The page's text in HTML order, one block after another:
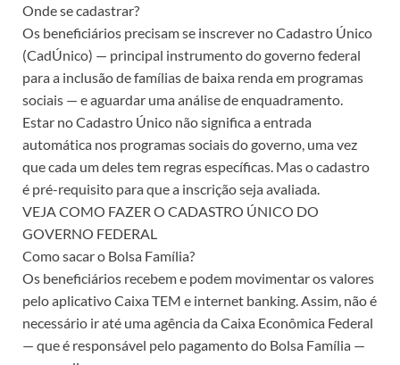
Onde se cadastrar?
Os beneficiários precisam se inscrever no Cadastro Único
(CadÚnico) — principal instrumento do governo federal
para a inclusão de famílias de baixa renda em programas
sociais — e aguardar uma análise de enquadramento.
Estar no Cadastro Único não significa a entrada
automática nos programas sociais do governo, uma vez
que cada um deles tem regras específicas. Mas o cadastro
é pré-requisito para que a inscrição seja avaliada.
VEJA COMO FAZER O CADASTRO ÚNICO DO
GOVERNO FEDERAL
Como sacar o Bolsa Família?
Os beneficiários recebem e podem movimentar os valores
pelo aplicativo Caixa TEM e internet banking. Assim, não é
necessário ir até uma agência da Caixa Econômica Federal
— que é responsável pelo pagamento do Bolsa Família —